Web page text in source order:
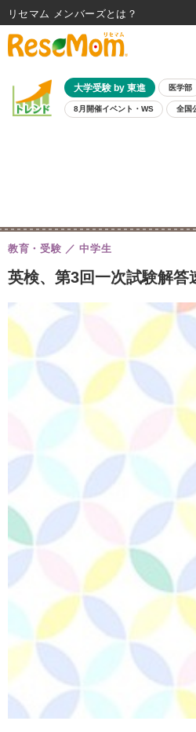
大学受験 by 東進 医学部
8月開催イベント・WS 全国
英検、第3回一次試験解
教育・受験 中学生
リセマム メンバーズ